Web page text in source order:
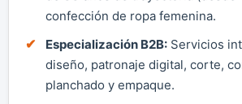
confección de ropa femenina.
Especialización B2B: Servicios
diseño, patronaje digital, corte,
planchado y empaque.